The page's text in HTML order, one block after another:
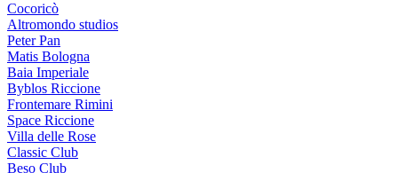
Cocoricò
Altromondo studios
Peter Pan
Matis Bologna
Baia Imperiale
Byblos Riccione
Frontemare Rimini
Space Riccione
Villa delle Rose
Classic Club
Beso Club